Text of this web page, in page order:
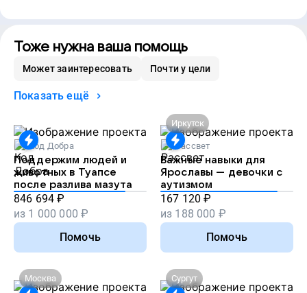
Тоже нужна ваша помощь
Может заинтересовать Почти у цели
Показать ещё
Код Добра
Поддержим людей и
животных в Туапсе
после разлива мазута
846 694 ₽
из 1 000 000 ₽
Помочь
Иркутск
Рассвет
Важные навыки для
Ярославы — девочки с
аутизмом
167 120 ₽
из 188 000 ₽
Помочь
Москва
Сургут